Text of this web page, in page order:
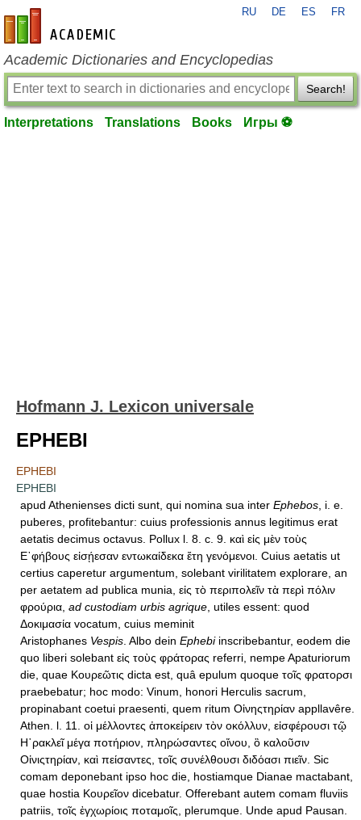
en-academic.com
RU DE ES FR
Academic Dictionaries and Encyclopedias
Search!
Interpretations Translations Books Игры ⚽
Hofmann J. Lexicon universale
EPHEBI
EPHEBI
EPHEBI
apud Athenienses dicti sunt, qui nomina sua inter Ephebos , i. e.
puberes, profitebantur: cuius professionis annus legitimus erat
aetatis decimus octavus. Pollux l. 8. c. 9. καὶ εἰς μὲν τοὺς
Ε᾿φήβους εἰσῄεσαν εντωκαίδεκα ἔτη γενόμενοι. Cuius aetatis ut
certius caperetur argumentum, solebant virilitatem explorare, an
per aetatem ad publica munia, εἰς τὸ περιπολεῖν τὰ περὶ πόλιν
φρούρια, ad custodiam urbis agrique , utiles essent: quod
Δοκιμασία vocatum, cuius meminit
Aristophanes Vespis . Albo dein Ephebiinscribebantur, eodem die
quo liberi solebant εἰς τοὺς φράτορας referri, nempe Apaturiorum
die, quae Κουρεῶτις dicta est, quâ epulum quoque τοῖς φρατορσι
praebebatur; hoc modo: Vinum, honori Herculis sacrum,
propinabant coetui praesenti, quem ritum Οἰνηςτηρίαν appllavêre.
Athen. l. 11. οἱ μέλλοντες ἀποκείρειν τὸν οκόλλυν, εἰσφέρουσι τῷ
Η῾ρακλεῖ μέγα ποτήριον, πληρώσαντες οἴνου, ὃ καλοῦσιν
Οἰνιςτηρίαν, καὶ πείσαντες, τοῖς συνέλθουσι διδόασι πιεῖν. Sic
comam deponebant ipso hoc die, hostiamque Dianae mactabant,
quae hostia Κουρεῖον dicebatur. Offerebant autem comam fluviis
patriis, τοῖς ἐγχωρίοις ποταμοῖς, plerumque. Unde apud Pausan.